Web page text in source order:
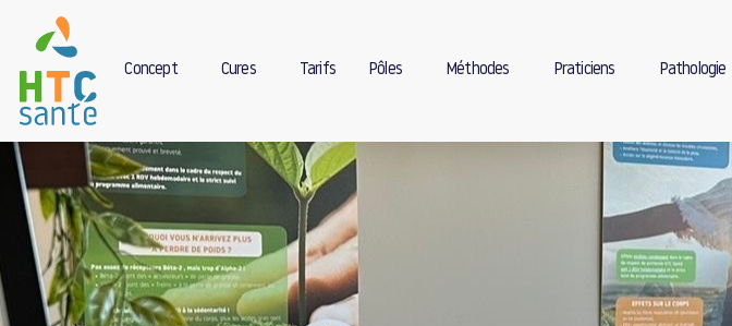
Concept Cures Tarifs Pôles Méthodes Praticiens Pathologie